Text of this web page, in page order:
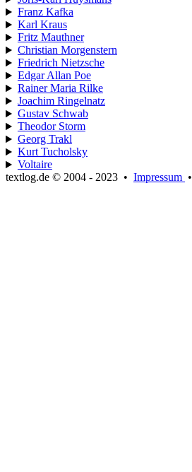
Franz Kafka
Karl Kraus
Fritz Mauthner
Christian Morgenstern
Friedrich Nietzsche
Edgar Allan Poe
Rainer Maria Rilke
Joachim Ringelnatz
Gustav Schwab
Theodor Storm
Georg Trakl
Kurt Tucholsky
Voltaire
textlog.de © 2004 - 2023 • Impressum •